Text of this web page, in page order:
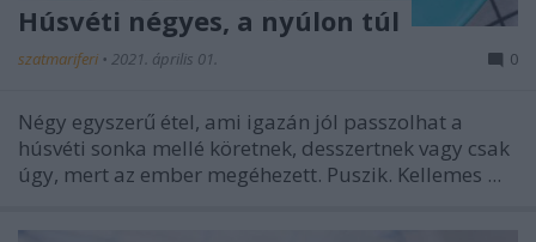
Húsvéti négyes, a nyúlon túl
szatmariferi • 2021. április 01. 0
Négy egyszerű étel, ami igazán jól passzolhat a
húsvéti sonka mellé köretnek, desszertnek vagy csak
úgy, mert az ember megéhezett. Puszik. Kellemes ...